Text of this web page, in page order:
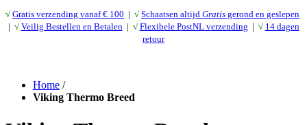
√ Gratis verzending vanaf € 100 | √ Schaatsen altijd Gratis gerond en geslepen
| √ Veilig Bestellen en Betalen | √ Flexibele PostNL verzending | √ 14 dagen
retour
Home /
Viking Thermo Breed